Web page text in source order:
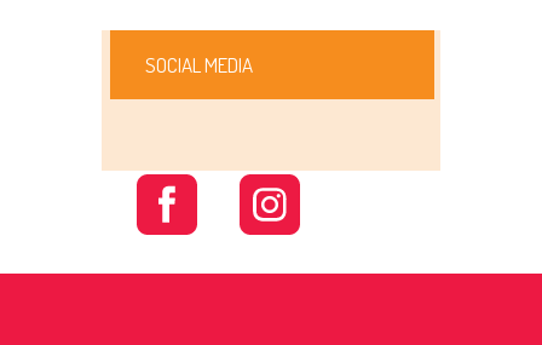
SOCIAL MEDIA